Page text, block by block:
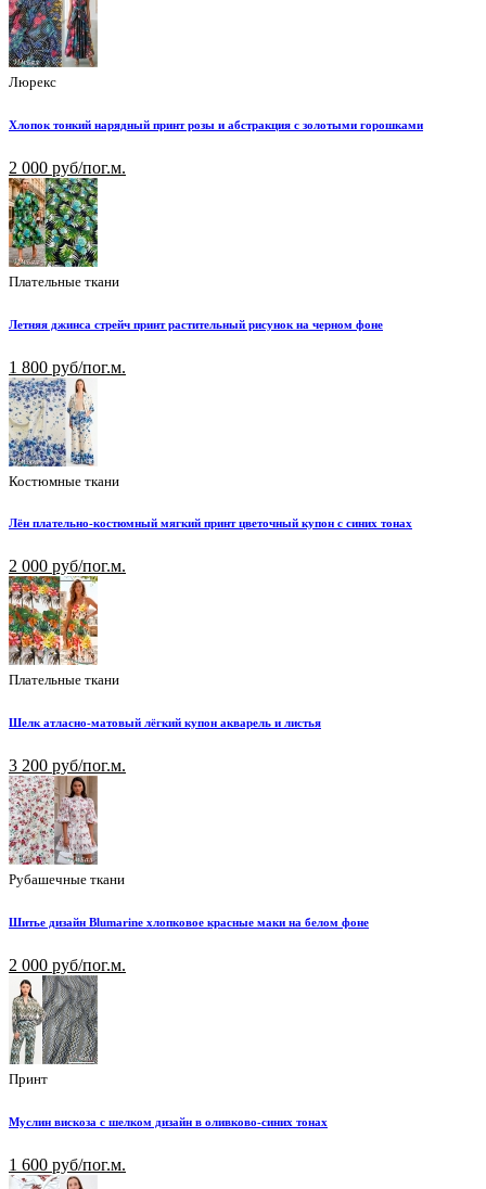
Люрекс
Хлопок тонкий нарядный принт розы и абстракция с золотыми горошками
2 000 руб/пог.м.
Плательные ткани
Летняя джинса стрейч принт растительный рисунок на черном фоне
1 800 руб/пог.м.
Костюмные ткани
Лён плательно-костюмный мягкий принт цветочный купон с синих тонах
2 000 руб/пог.м.
Плательные ткани
Шелк атласно-матовый лёгкий купон акварель и листья
3 200 руб/пог.м.
Рубашечные ткани
Шитье дизайн Blumarine хлопковое красные маки на белом фоне
2 000 руб/пог.м.
Принт
Муслин вискоза с шелком дизайн в оливково-синих тонах
1 600 руб/пог.м.